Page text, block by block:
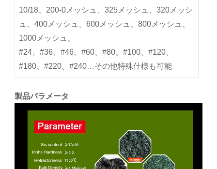
10/18、200-0メッシュ、325メッシュ、320メッシ
ュ、400メッシュ、600メッシュ、800メッシュ、
1000メッシュ、
#24、#36、#46、#60、#80、#100、#120、
#180、#220、#240…その他特殊仕様も可能
製品パラメータ